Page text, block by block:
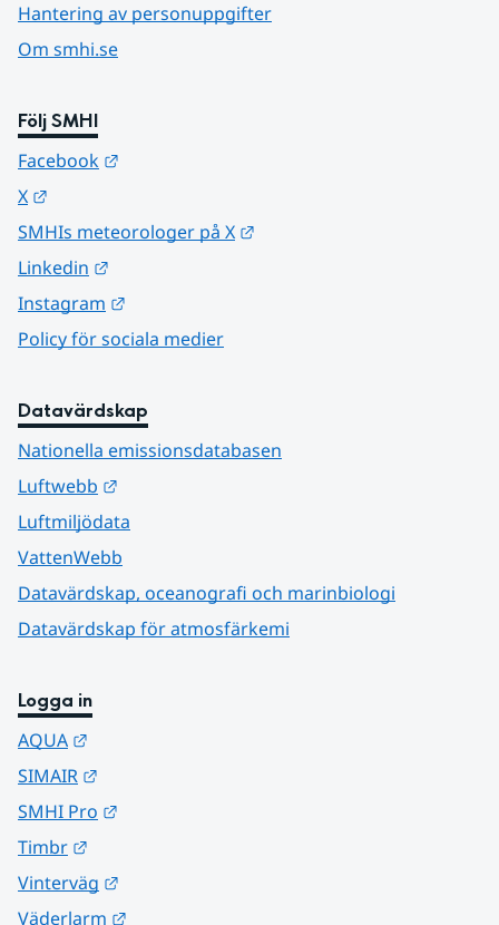
Hantering av personuppgifter
Om smhi.se
Följ SMHI
Facebook
X
SMHIs meteorologer på X
Linkedin
Instagram
Policy för sociala medier
Datavärdskap
Nationella emissionsdatabasen
Luftwebb
Luftmiljödata
VattenWebb
Datavärdskap, oceanografi och marinbiologi
Datavärdskap för atmosfärkemi
Logga in
AQUA
SIMAIR
SMHI Pro
Timbr
Vinterväg
Väderlarm